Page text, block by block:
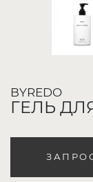
BYREDO
ГЕЛЬ